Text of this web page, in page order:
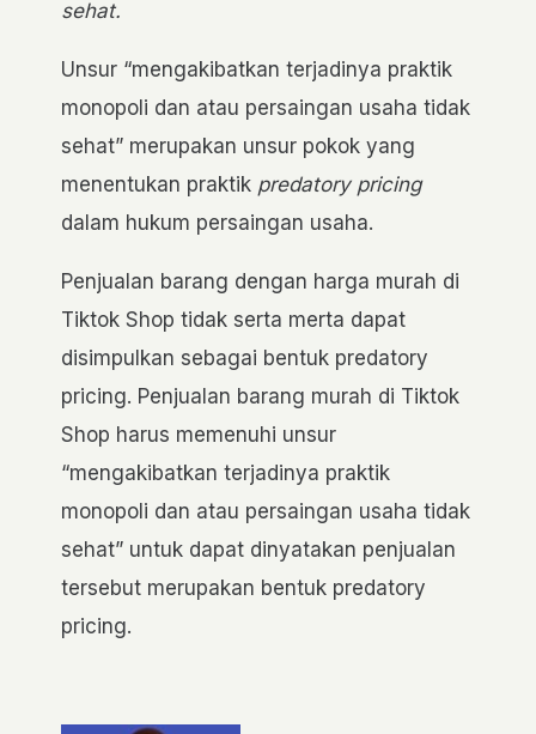
sehat.
Unsur “mengakibatkan terjadinya praktik
monopoli dan atau persaingan usaha tidak
sehat” merupakan unsur pokok yang
menentukan praktik predatory pricing
dalam hukum persaingan usaha.
Penjualan barang dengan harga murah di
Tiktok Shop tidak serta merta dapat
disimpulkan sebagai bentuk predatory
pricing. Penjualan barang murah di Tiktok
Shop harus memenuhi unsur
“mengakibatkan terjadinya praktik
monopoli dan atau persaingan usaha tidak
sehat” untuk dapat dinyatakan penjualan
tersebut merupakan bentuk predatory
pricing.